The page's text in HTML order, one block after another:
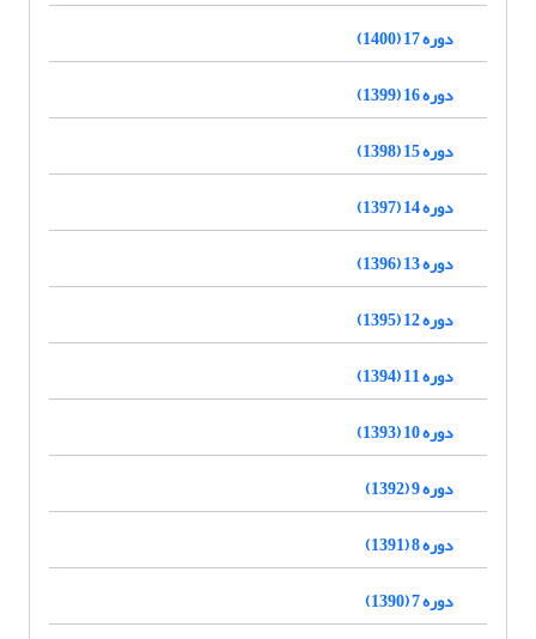
دوره 17 (1400)
دوره 16 (1399)
دوره 15 (1398)
دوره 14 (1397)
دوره 13 (1396)
دوره 12 (1395)
دوره 11 (1394)
دوره 10 (1393)
دوره 9 (1392)
دوره 8 (1391)
دوره 7 (1390)